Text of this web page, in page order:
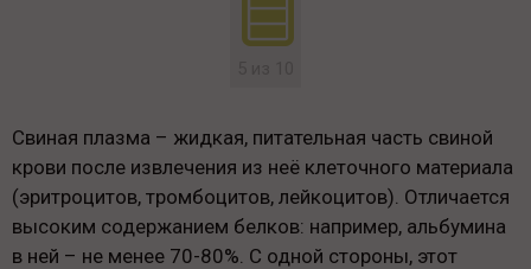
Свиная плазма – жидкая, питательная часть свиной
крови после извлечения из неё клеточного материала
(эритроцитов, тромбоцитов, лейкоцитов). Отличается
высоким содержанием белков: например, альбумина
в ней – не менее 70-80%. С одной стороны, этот